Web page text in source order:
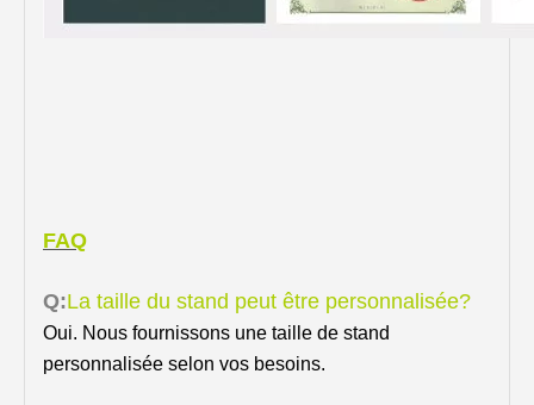
FAQ
Q:La taille du stand peut être personnalisée?
Oui. Nous fournissons une taille de stand
personnalisée selon vos besoins.